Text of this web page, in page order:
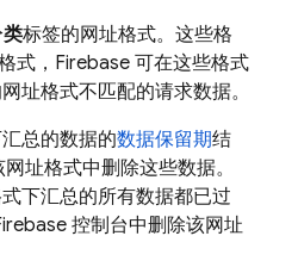
标签的网址格式。这些格
式，Firebase 可在这些格式
址格式不匹配的请求数据。
总的数据的数据保留期结
址格式中删除这些数据。
下汇总的所有数据都已过
控制台中删除该网址